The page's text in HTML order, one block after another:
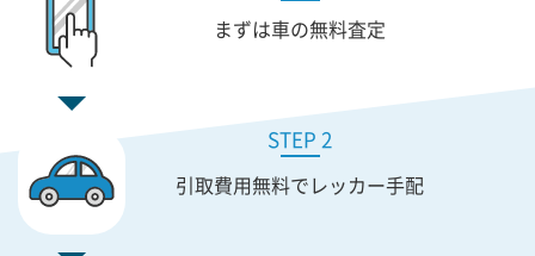
まずは車の無料査定
STEP 2
引取費用無料でレッカー手配